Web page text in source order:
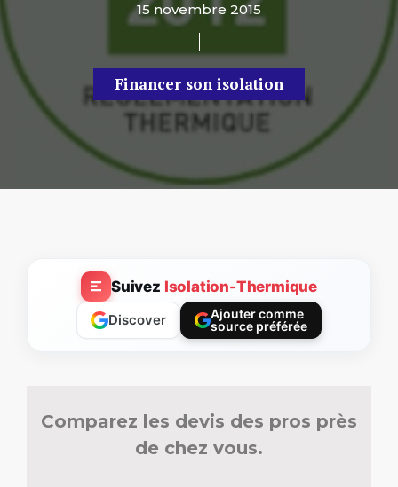
15 novembre 2015
Financer son isolation
Suivez Isolation-Thermique
Discover
Ajouter comme
source préférée
Comparez les devis des pros près
de chez vous.